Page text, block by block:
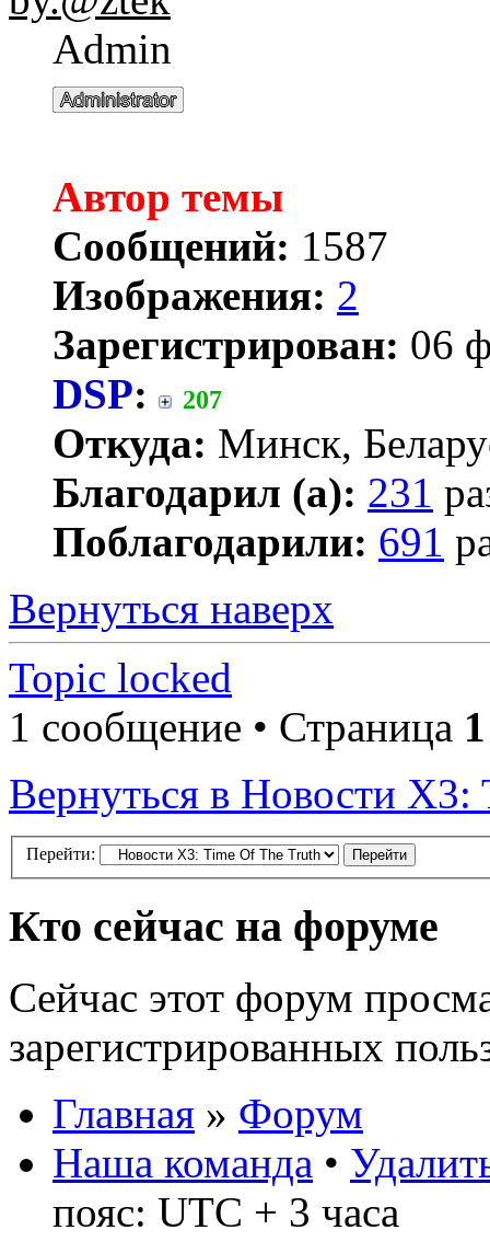
Admin
Автор темы
Сообщений: 1587
Изображения: 2
Зарегистрирован: 06
DSP: 207
Откуда: Минск,
Благодарил (а): 231
Поблагодарили: 691
Вернуться наверх
Topic locked
1 сообщение • Страница 1
Вернуться в Новости
Перейти:
Кто сейчас на форуме
Сейчас этот форум
зарегистрированных
Главная » Форум
Наша команда •
пояс: UTC + 3 часа